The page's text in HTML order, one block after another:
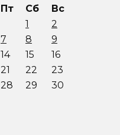
Пт Сб
Вс
1
2
7 8
9
14 15
16
21 22
23
28 29
30